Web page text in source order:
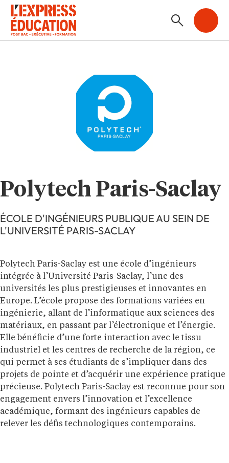
Polytech Paris-Saclay
ÉCOLE D'INGÉNIEURS PUBLIQUE AU SEIN DE
L'UNIVERSITÉ PARIS-SACLAY
Polytech Paris-Saclay est une école d’ingénieurs
intégrée à l’Université Paris-Saclay, l’une des
universités les plus prestigieuses et innovantes en
Europe. L’école propose des formations variées en
ingénierie, allant de l’informatique aux sciences des
matériaux, en passant par l’électronique et l’énergie.
Elle bénéficie d’une forte interaction avec le tissu
industriel et les centres de recherche de la région, ce
qui permet à ses étudiants de s’impliquer dans des
projets de pointe et d’acquérir une expérience pratique
précieuse. Polytech Paris-Saclay est reconnue pour son
engagement envers l’innovation et l’excellence
académique, formant des ingénieurs capables de
relever les défis technologiques contemporains.